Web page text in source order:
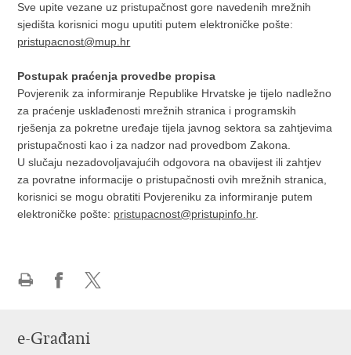
Sve upite vezane uz pristupačnost gore navedenih mrežnih
sjedišta korisnici mogu uputiti putem elektroničke pošte:
pristupacnost@mup.hr
Postupak praćenja provedbe propisa
Povjerenik za informiranje Republike Hrvatske je tijelo nadležno
za praćenje usklađenosti mrežnih stranica i programskih
rješenja za pokretne uređaje tijela javnog sektora sa zahtjevima
pristupačnosti kao i za nadzor nad provedbom Zakona.
U slučaju nezadovoljavajućih odgovora na obavijest ili zahtjev
za povratne informacije o pristupačnosti ovih mrežnih stranica,
korisnici se mogu obratiti Povjereniku za informiranje putem
elektroničke pošte: pristupacnost@pristupinfo.hr.
Facebooku
X-
e-Građani